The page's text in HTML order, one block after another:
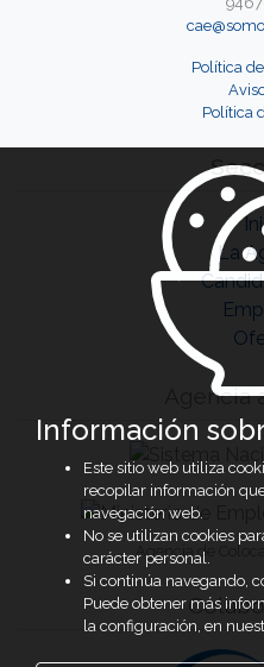
Política
Política
La
Agencia
Agencia de
Información
Este sitio web utiliza
recopilar información
navegación web.
No se utilizan cookies
carácter personal.
Si continúa navegando,
Puede obtener más
la configuración, en